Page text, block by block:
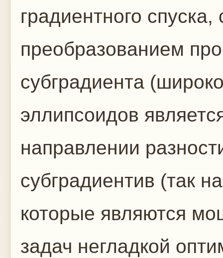
градиентного
преобразованием
субградиента
эллипсоидов
направлении
субградиентив (так
которые являются
задач негладкой